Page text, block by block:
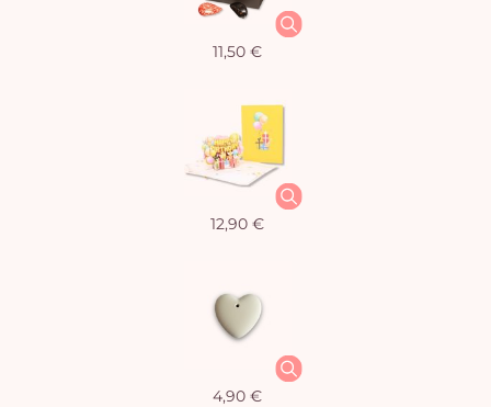
11,50 €
12,90 €
4,90 €